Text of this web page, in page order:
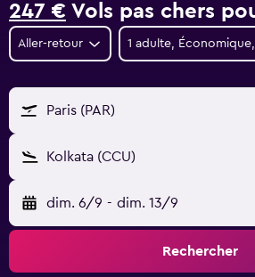
247 € Vols pas chers
Aller-retour 1 adulte,
Paris (PAR)
Kolkata (CCU)
dim. 6/9 - dim. 13/9
Rechercher